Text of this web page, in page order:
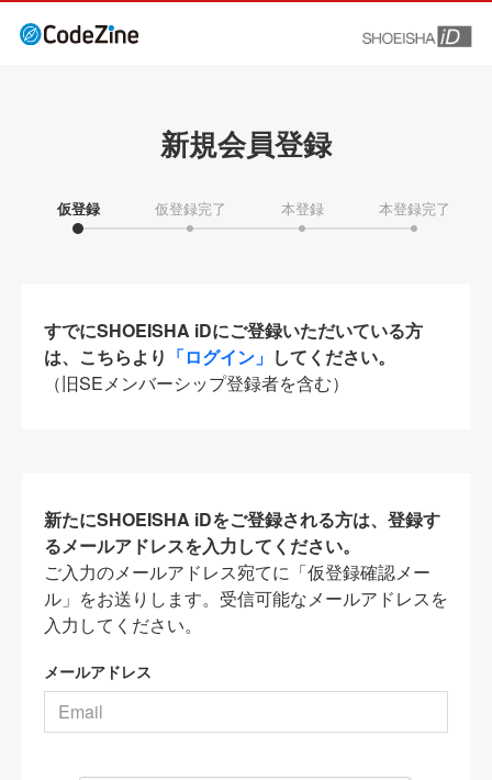
新規会員登録
仮登録 仮登録完了 本登録 本登録完了
すでにSHOEISHA iDにご登録いただいている方
は、こちらより 「ログイン」 してください。
（旧SEメンバーシップ登録者を含む）
新たにSHOEISHA iDをご登録される方は、登録す
るメールアドレスを入力してください。
ご入力のメールアドレス宛てに「仮登録確認メー
ル」をお送りします。受信可能なメールアドレスを
入力してください。
メールアドレス